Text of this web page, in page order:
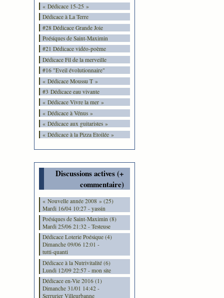
« Dédicace 15-25 »
Dédicace à La Terre
#28 Dédicace Grande Joie
Poésiques de Saint-Maximin
#21 Dédicace vidéo-poème
Dédicace Fil de la merveille
#16 "Eveil évolutionnaire"
« Dédicace Moussu T »
#3 Dédicace eau vivante
« Dédicace Vivre la mer »
« Dédicace à Vénus »
« Dédicace aux guitaristes »
« Dédicace à la Pizza Etoilée »
Discussions actives (+
commentaire)
« Nouvelle année 2008 » (25)
Mardi 16/04 10:27 - yassin
Poésiques de Saint-Maximin (8)
Mardi 25/06 21:32 - Testeuse
Dédicace Loterie Poésique (4)
Dimanche 09/06 12:01 -
tutti-quanti
Dédicace à la Nutrivitalité (6)
Lundi 12/09 22:57 - mon site
Dédicace en-Vie 2016 (1)
Dimanche 31/01 14:42 -
Serrurier Villeurbanne